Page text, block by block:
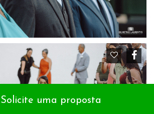
Solicite uma proposta